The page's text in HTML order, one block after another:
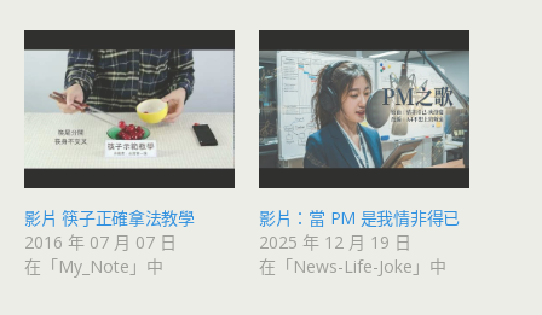
影片 筷子正確拿法教學
2016 年 07 月 07 日
在「My_Note」中
影片：當 PM 是我情非得已
2025 年 12 月 19 日
在「News-Life-Joke」中